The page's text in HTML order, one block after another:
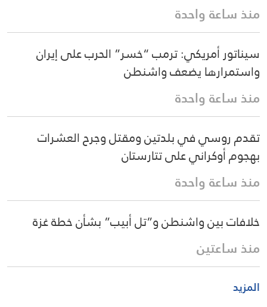
منذ ساعة واحدة
سيناتور أمريكي: ترمب “خسر” الحرب على إيران
واستمرارها يضعف واشنطن
منذ ساعة واحدة
تقدم روسي في بلدتين ومقتل وجرح العشرات
بهجوم أوكراني على تتارستان
منذ ساعة واحدة
خلافات بين واشنطن و”تل أبيب” بشأن خطة غزة
منذ ساعتين
المزيد